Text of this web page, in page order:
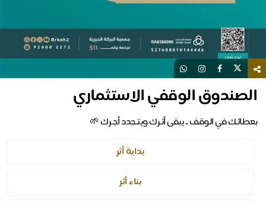
الصندوق الوقفي الاستثماري
بعطائـك في الوقف .. يبقى أثـرك ويتـجدد أجـرك 🌱
بداية أثر
بناء أثر